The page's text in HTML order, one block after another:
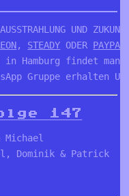
UND
, STEADY ODER
Hamburg findet man
Gruppe erhalten
147
Dominik & Patrick